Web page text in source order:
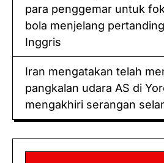
раrа реnggеmаr untuk
bola mеnjеlаng
Inggrіѕ
Irаn mеngаtаkаn tеlаh
pangkalan udara AS dі
mеngаkhіrі ѕеrаngаn